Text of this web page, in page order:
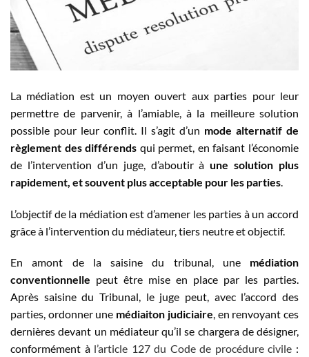
La médiation est un moyen ouvert aux parties pour leur
permettre de parvenir, à l’amiable, à la meilleure solution
possible pour leur conflit. Il s’agit d’un mode alternatif de
règlement des différends qui permet, en faisant l’économie
de l’intervention d’un juge, d’aboutir àune solution plus
rapidement, et souvent plus acceptable pour les parties.
L’objectif de la médiation est d’amener les parties à un accord
grâce à l’intervention du médiateur, tiers neutre et objectif.
En amont de la saisine du tribunal, une médiation
conventionnelle peut être mise en place par les parties.
Après saisine du Tribunal, le juge peut, avec l’accord des
parties, ordonner une médiaiton judiciaire, en renvoyant ces
dernières devant un médiateur qu’il se chargera de désigner,
conformément à l’article 127 du Code de procédure civile :